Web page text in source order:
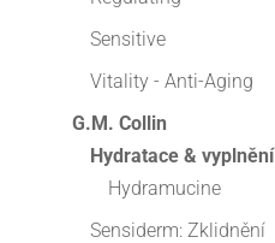
Sensitive
Vitality - Anti-Aging
G.M. Collin
Hydratace & vyplnění
Hydramucine
Sensiderm: Zklidnění